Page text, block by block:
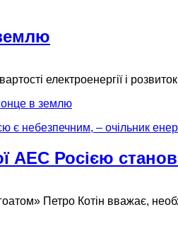
електроенергії і
в землю
АЕС Росією
Петро Котін вважає,